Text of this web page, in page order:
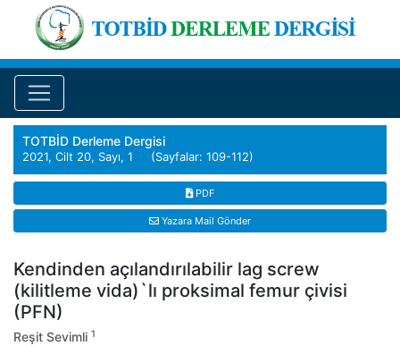
TOTBİD Derleme Dergisi
2021, Cilt 20, Sayı, 1 (Sayfalar: 109-112)
PDF
Yazara Mail Gönder
Kendinden açılandırılabilir lag screw
(kilitleme vida)`lı proksimal femur çivisi
(PFN)
Reşit Sevimli 1